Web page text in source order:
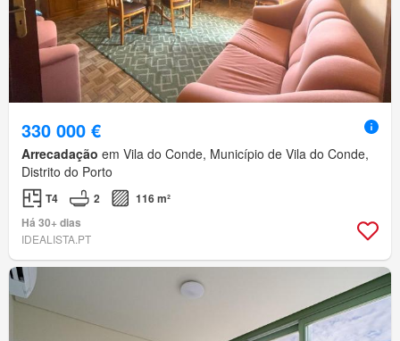
330 000 €
Arrecadação em Vila do Conde, Município de Vila do Conde,
Distrito do Porto
T4 2
116 m²
Há 30+ dias
IDEALISTA.PT